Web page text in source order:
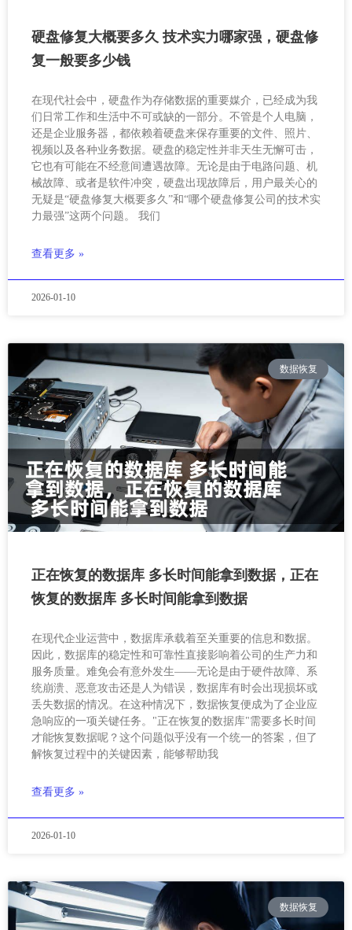
硬盘修复大概要多久 技术实力哪家强，硬盘修
复一般要多少钱
在现代社会中，硬盘作为存储数据的重要媒介，已经成为我
们日常工作和生活中不可或缺的一部分。不管是个人电脑，
还是企业服务器，都依赖着硬盘来保存重要的文件、照片、
视频以及各种业务数据。硬盘的稳定性并非天生无懈可击，
它也有可能在不经意间遭遇故障。无论是由于电路问题、机
械故障、或者是软件冲突，硬盘出现故障后，用户最关心的
无疑是“硬盘修复大概要多久”和“哪个硬盘修复公司的技术实
力最强”这两个问题。 我们
查看更多 »
2026-01-10
数据恢复
正在恢复的数据库 多长时间能拿到数据，正在
恢复的数据库 多长时间能拿到数据
在现代企业运营中，数据库承载着至关重要的信息和数据。
因此，数据库的稳定性和可靠性直接影响着公司的生产力和
服务质量。难免会有意外发生——无论是由于硬件故障、系
统崩溃、恶意攻击还是人为错误，数据库有时会出现损坏或
丢失数据的情况。在这种情况下，数据恢复便成为了企业应
急响应的一项关键任务。"正在恢复的数据库"需要多长时间
才能恢复数据呢？这个问题似乎没有一个统一的答案，但了
解恢复过程中的关键因素，能够帮助我
查看更多 »
2026-01-10
数据恢复